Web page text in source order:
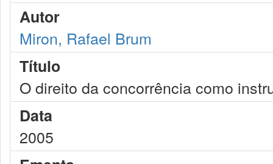
Autor
Miron, Rafael Brum
Título
O direito da concorrência como
Data
2005